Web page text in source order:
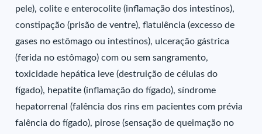
pele), colite e enterocolite (inflamação dos intestinos),
constipação (prisão de ventre), flatulência (excesso de
gases no estômago ou intestinos), ulceração gástrica
(ferida no estômago) com ou sem sangramento,
toxicidade hepática leve (destruição de células do
fígado), hepatite (inflamação do fígado), síndrome
hepatorrenal (falência dos rins em pacientes com prévia
falência do fígado), pirose (sensação de queimação no